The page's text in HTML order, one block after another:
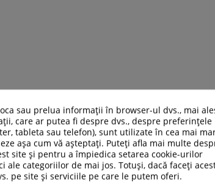
sau prelua informații în browser-ul dvs., mai
care ar putea fi despre dvs., despre preferințele
tableta sau telefon), sunt utilizate în cea mai
așa cum vă așteptați. Puteți afla mai multe
site și pentru a împiedica setarea cookie-urilor
categoriilor de mai jos. Totuși, dacă faceți
pe site și serviciile pe care le putem oferi.